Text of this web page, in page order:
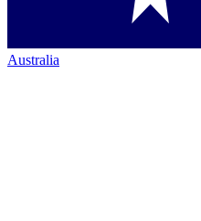
Australia